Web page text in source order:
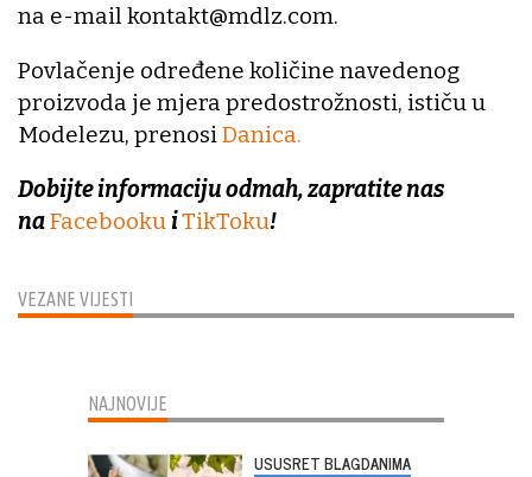
VEZANE VIJESTI
na e-mail kontakt@mdlz.com.
Povlačenje određene količine navedenog
proizvoda je mjera predostrožnosti, ističu u
Modelezu, prenosiDanica.
Dobijte informaciju odmah, zapratite nas
naFacebookuiTikToku!
NAJNOVIJE
USUSRET BLAGDANIMA